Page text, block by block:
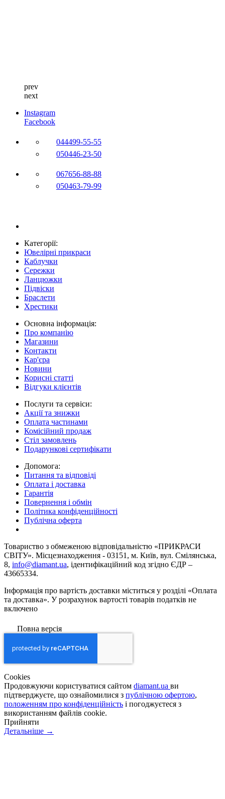
prev
next
Instagram
Facebook
044499-55-55
050446-23-50
067656-88-88
050463-79-99
Категорії:
Ювелірні прикраси
Каблучки
Сережки
Ланцюжки
Підвіски
Браслети
Хрестики
Основна інформація:
Про компанію
Магазини
Контакти
Кар'єра
Новини
Корисні статті
Відгуки клієнтів
Послуги та сервіси:
Акції та знижки
Оплата частинами
Комісійний продаж
Стіл замовлень
Подарункові сертифікати
Допомога:
Питання та відповіді
Оплата і доставка
Гарантія
Повернення і обмін
Політика конфіденційності
Публічна оферта
Товариство з обмеженою вiдповiдальнiстю «ПРИКРАСИ
СВІТУ». Місцезнаходження - 03151, м. Київ, вул. Смілянська,
8, info@diamant.ua, ідентифікаційний код згідно ЄДР –
43665334.
Інформація про вартість доставки міститься у розділі «Оплата
та доставка». У розрахунок вартості товарів податків не
включено
Повна версія
Сookies
Продовжуючи користуватися сайтом diamant.ua ви
підтверджуєте, що ознайомилися з публічною офертою,
положенням про конфіденційність і погоджуєтеся з
використанням файлів cookie.
Прийняти
Детальніше →